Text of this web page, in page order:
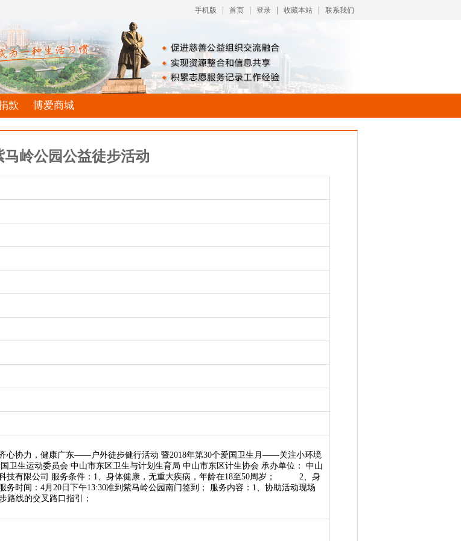
手机版 首页 登录 收藏本站 联系我们
款 博爱商城
马岭公园公益徒步活动
心协力，健康广东——户外徒步健行活动 暨2018年第30个爱国卫生月——关注小环境
卫生运动委员会 中山市东区卫生与计划生育局 中山市东区计生协会 承办单位： 中山
技有限公司 服务条件：1、身体健康，无重大疾病，年龄在18至50周岁； 2、身
务时间：4月20日下午13:30准到紫马岭公园南门签到； 服务内容：1、协助活动现场
线的交叉路口指引；